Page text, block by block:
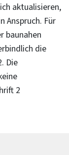
aktualisieren,
Anspruch. Für
baunahen
die
Die
2